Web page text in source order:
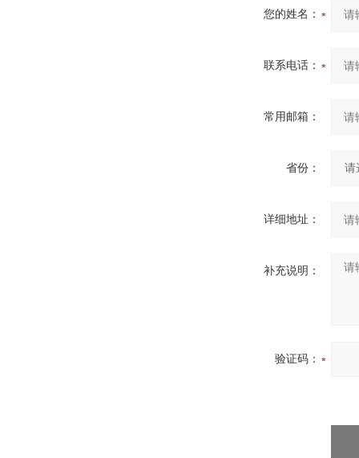
您的姓名：
联系电话：
常用邮箱：
省份：
详细地址：
补充说明：
验证码：